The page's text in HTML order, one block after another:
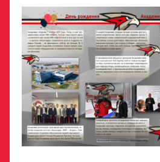
Амплуа игрока
если опыта игры нет,
оставьте это поле пустым
ФИО законного
представителя
of-
в
СПАСИБО ЗА
Если данные ученика
требованиям для
свяжемся с вами в течение